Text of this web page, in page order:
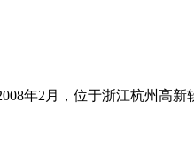
年2月，位于浙江杭州高